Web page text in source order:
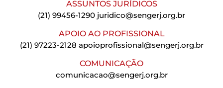
ASSUNTOS JURÍDICOS
(21) 99456-1290 juridico@sengerj.org.br
APOIO AO PROFISSIONAL
(21) 97223-2128 apoioprofissional@sengerj.org.br
COMUNICAÇÃO
comunicacao@sengerj.org.br